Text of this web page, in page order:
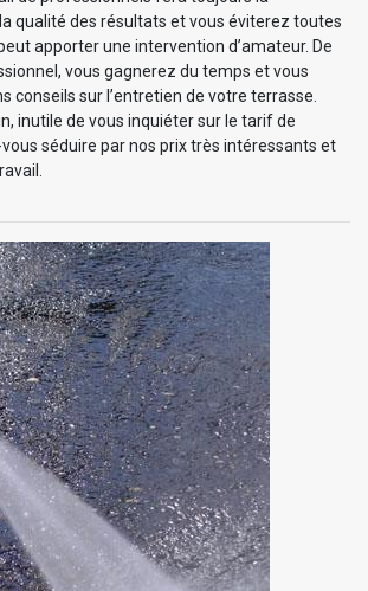
qualité des résultats et vous éviterez toutes
apporter une intervention d’amateur. De
vous gagnerez du temps et vous
conseils sur l’entretien de votre terrasse.
inutile de vous inquiéter sur le tarif de
séduire par nos prix très intéressants et